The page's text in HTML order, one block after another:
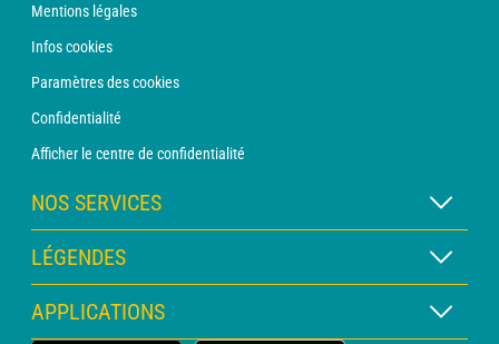
Mentions légales
Infos cookies
Paramètres des cookies
Confidentialité
Afficher le centre de confidentialité
NOS SERVICES
Abonnement METEO Xpert
Abonnement METEO PRO
Consultation avec un prévisionniste
LÉGENDES
Légende des cartes
APPLICATIONS